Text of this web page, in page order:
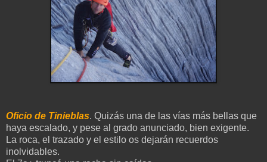
Oficio de Tinieblas. Quizás una de las vías más bellas que
haya escalado, y pese al grado anunciado, bien exigente.
La roca, el trazado y el estilo os dejarán recuerdos
inolvidables.